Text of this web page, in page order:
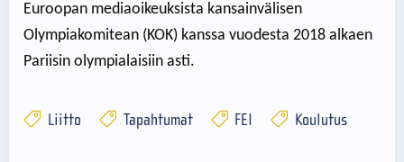
Euroopan mediaoikeuksista kansainvälisen
Olympiakomitean (KOK) kanssa vuodesta 2018 alkaen
Pariisin olympialaisiin asti.
Liitto Tapahtumat FEI Koulutus